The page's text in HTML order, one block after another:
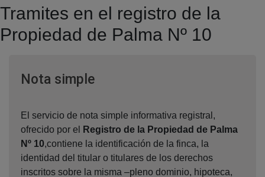
Tramites en el registro de la
Propiedad de Palma Nº 10
Nota simpleVentana nueva
El servicio de nota simple informativa registral,
ofrecido por el
Registro de la Propiedad de Palma
Nº 10,contiene la identificación de la finca, la
identidad del titular o titulares de los derechos
inscritos sobre la misma –pleno dominio, hipoteca,